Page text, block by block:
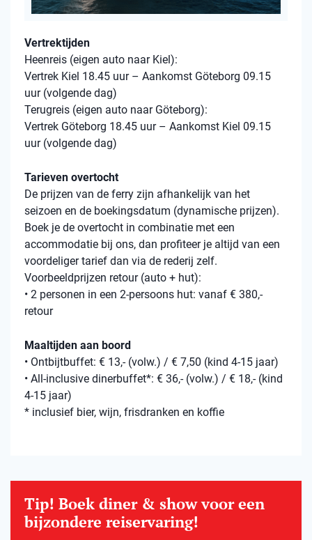
Vertrektijden
Heenreis (eigen auto naar Kiel):
Vertrek Kiel 18.45 uur – Aankomst Göteborg 09.15
uur (volgende dag)
Terugreis (eigen auto naar Göteborg):
Vertrek Göteborg 18.45 uur – Aankomst Kiel 09.15
uur (volgende dag)
Tarieven overtocht
De prijzen van de ferry zijn afhankelijk van het
seizoen en de boekingsdatum (dynamische prijzen).
Boek je de overtocht in combinatie met een
accommodatie bij ons, dan profiteer je altijd van een
voordeliger tarief dan via de rederij zelf.
Voorbeeldprijzen retour (auto + hut):
• 2 personen in een 2-persoons hut: vanaf € 380,-
retour
Maaltijden aan boord
• Ontbijtbuffet: € 13,- (volw.) / € 7,50 (kind 4-15 jaar)
• All-inclusive dinerbuffet*: € 36,- (volw.) / € 18,- (kind
4-15 jaar)
* inclusief bier, wijn, frisdranken en koffie
Tip! Boek diner & show voor een
bijzondere reiservaring!